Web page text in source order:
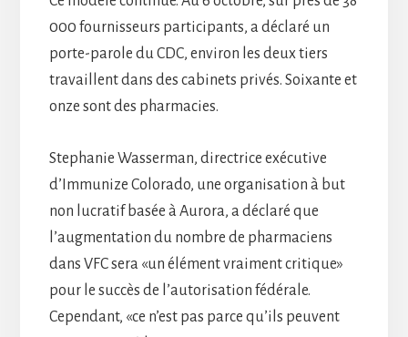
000 fournisseurs participants, a déclaré un
porte-parole du CDC, environ les deux tiers
travaillent dans des cabinets privés. Soixante et
onze sont des pharmacies.
Stephanie Wasserman, directrice exécutive
d’Immunize Colorado, une organisation à but
non lucratif basée à Aurora, a déclaré que
l’augmentation du nombre de pharmaciens
dans VFC sera «un élément vraiment critique»
pour le succès de l’autorisation fédérale.
Cependant, «ce n’est pas parce qu’ils peuvent